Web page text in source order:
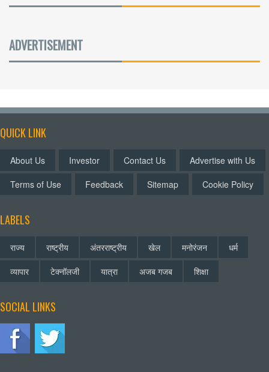
ADVERTISEMENT
QUICK LINK
About Us Investor Contact Us
Advertise with Us
Terms of Use
Feedback Sitemap Cookie Policy
LABELS
राज्य राष्ट्रीय अंतरराष्ट्रीय खेल मनोरंजन
धर्म
व्यापार
टेक्नॉलजी यात्रा अजब गजब शिक्षा
SOCIAL LINKS